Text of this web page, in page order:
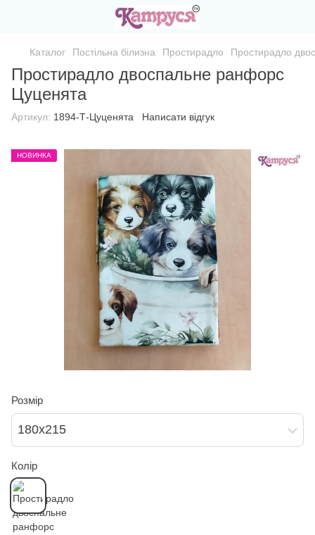
Каталог Постільна білизна Простирадло Простирадло
Простирадло двоспальне ранфорс
Цуценята
Артикул: 1894-Т-Цуценята Написати відгук
НОВИНКА
Розмір
180х215
Колір